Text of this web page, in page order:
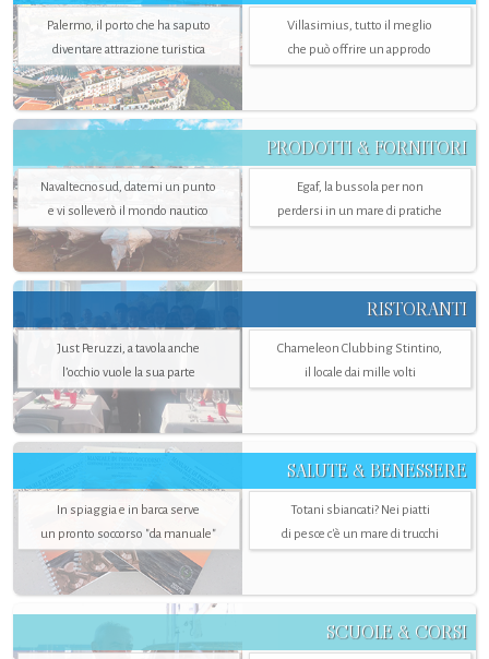
Palermo, il porto che ha saputo
diventare attrazione turistica
Villasimius, tutto il meglio
che può offrire un approdo
PRODOTTI & FORNITORI
Navaltecnosud, datemi un punto
e vi solleverò il mondo nautico
Egaf, la bussola per non
perdersi in un mare di pratiche
RISTORANTI
Just Peruzzi, a tavola anche
l’occhio vuole la sua parte
Chameleon Clubbing Stintino,
il locale dai mille volti
SALUTE & BENESSERE
In spiaggia e in barca serve
un pronto soccorso "da manuale"
Totani sbiancati? Nei piatti
di pesce c'è un mare di trucchi
SCUOLE & CORSI